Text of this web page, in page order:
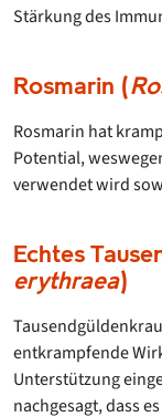
Stärkung des
Rosmarin (
Rosmarin hat
Potential,
verwendet wird
Echtes
erythraea)
entkrampfende
Unterstützung
nachgesagt, dass